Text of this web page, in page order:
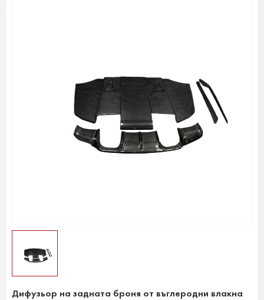
Дифузьор на задната броня от въглеродни влакна